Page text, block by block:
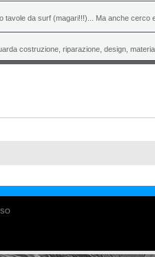
tavole da surf (magari!!!)... Ma anche cerco
costruzione, riparazione, design,